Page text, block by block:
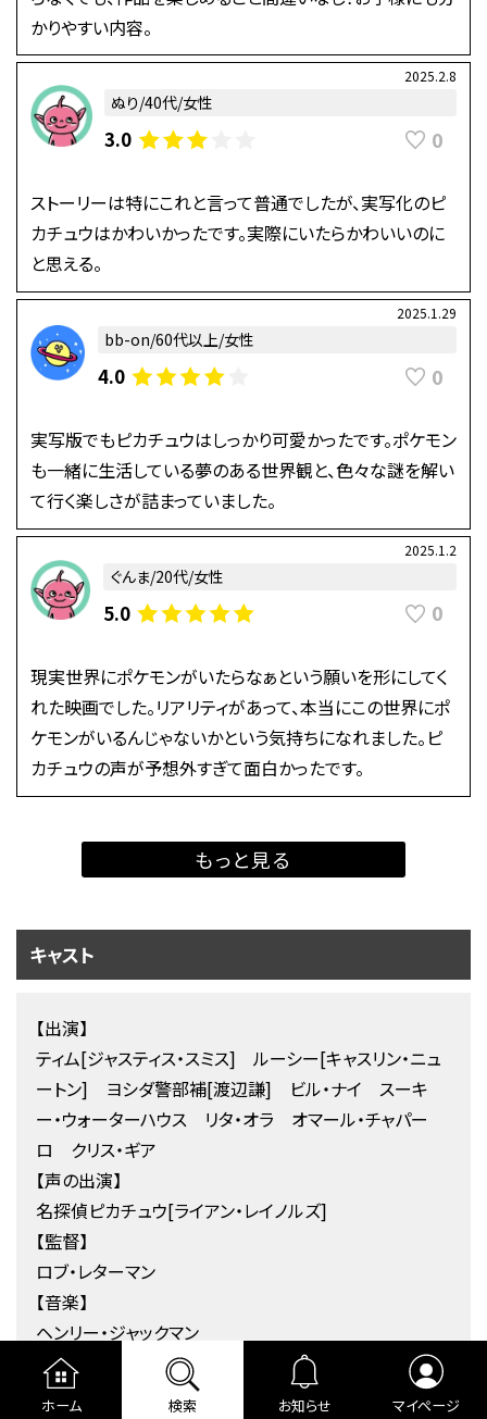
ホーム 検索 お知らせ マイページ
かりやすい内容。
2025.2.8
ぬり/40代/女性
3.0 0
ストーリーは特にこれと言って普通でしたが、実写化のピ
カチュウはかわいかったです。実際にいたらかわいいのに
と思える。
2025.1.29
bb-on/60代以上/女性
4.0 0
実写版でもピカチュウはしっかり可愛かったです。ポケモン
も一緒に生活している夢のある世界観と、色々な謎を解い
て行く楽しさが詰まっていました。
2025.1.2
ぐんま/20代/女性
5.0 0
現実世界にポケモンがいたらなぁという願いを形にしてく
れた映画でした。リアリティがあって、本当にこの世界にポ
ケモンがいるんじゃないかという気持ちになれました。ピ
カチュウの声が予想外すぎて面白かったです。
もっと見る
キャスト
【出演】
ティム[ジャスティス・スミス] ルーシー[キャスリン・ニュ
ートン] ヨシダ警部補[渡辺謙] ビル・ナイ スーキ
ー・ウォーターハウス リタ・オラ オマール・チャパー
ロ クリス・ギア
【声の出演】
名探偵ピカチュウ[ライアン・レイノルズ]
【監督】
ロブ・レターマン
【音楽】
ヘンリー・ジャックマン
【脚本】
ダン・ヘルナンデス ベンジー・サミット ロブ・レターマ